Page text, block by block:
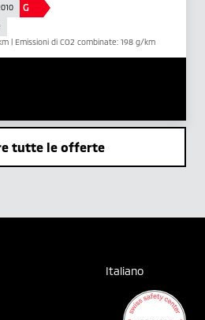
G
| Emissioni di CO2 combinate: 198 g/km
tutte le offerte
Italiano